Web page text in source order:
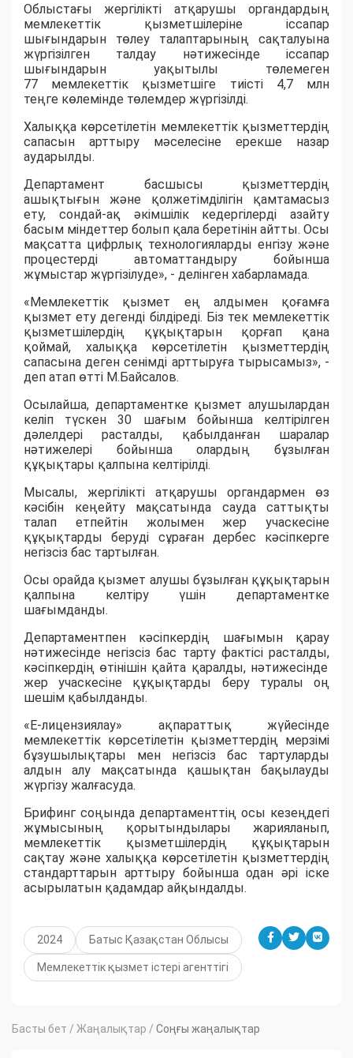
Облыстағы жергілікті атқарушы органдардың
мемлекеттік қызметшілеріне іссапар
шығындарын төлеу талаптарының сақталуына
жүргізілген талдау нәтижесінде іссапар
шығындарын уақытылы төлемеген
77 мемлекеттік қызметшіге тиісті 4,7 млн
теңге көлемінде төлемдер жүргізілді.
Халыққа көрсетілетін мемлекеттік қызметтердің
сапасын арттыру мәселесіне ерекше назар
аударылды.
Департамент басшысы қызметтердің
ашықтығын және қолжетімділігін қамтамасыз
ету, сондай-ақ әкімшілік кедергілерді азайту
басым міндеттер болып қала беретінін айтты. Осы
мақсатта цифрлық технологияларды енгізу және
процестерді автоматтандыру бойынша
жұмыстар жүргізілуде», - делінген хабарламада.
«Мемлекеттік қызмет ең алдымен қоғамға
қызмет ету дегенді білдіреді. Біз тек мемлекеттік
қызметшілердің құқықтарын қорғап қана
қоймай, халыққа көрсетілетін қызметтердің
сапасына деген сенімді арттыруға тырысамыз»,-
деп атап өтті М.Байсалов.
Осылайша, департаментке қызмет алушылардан
келіп түскен30 шағымбойынша келтірілген
дәлелдері расталды, қабылданған шаралар
нәтижелері бойынша олардың бұзылған
құқықтары қалпына келтірілді.
Мысалы, жергілікті атқарушы органдармен өз
кәсібін кеңейту мақсатында сауда саттықты
талап етпейтін жолымен жер учаскесіне
құқықтарды беруді сұраған дербес кәсіпкерге
негізсіз бас тартылған.
Осы орайда қызмет алушы бұзылған құқықтарын
қалпына келтіру үшін департаментке
шағымданды.
Департаментпен кәсіпкердің шағымын қарау
нәтижесінде негізсіз бас тарту фактісі расталды,
кәсіпкердің өтінішін қайта қаралды, нәтижесінде
жер учаскесіне құқықтарды беру туралы оң
шешім қабылданды.
«Е-лицензиялау» ақпараттық жүйесінде
мемлекеттік көрсетілетін қызметтердің мерзімі
бұзушылықтары мен негізсіз бас тартуларды
алдын алу мақсатында қашықтан бақылауды
жүргізу жалғасуда.
Брифинг соңында департаменттің осы кезеңдегі
жұмысының қорытындылары жарияланып,
мемлекеттік қызметшілердің құқықтарын
сақтау және халыққа көрсетілетін қызметтердің
стандарттарын арттыру бойынша одан әрі іске
асырылатын қадамдар айқындалды.
2024 Батыс Қазақстан Облысы
Мемлекеттік қызмет істері агенттігі
Басты бет / Жаңалықтар / Соңғы жаңалықтар